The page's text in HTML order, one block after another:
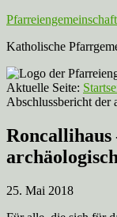
Katholische
Aktuelle Seite:
Abschlussbericht der
Roncallihaus
25. Mai 2018